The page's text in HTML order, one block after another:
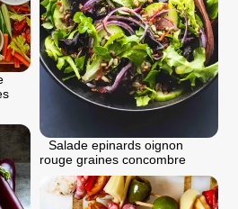
Salade epinards oignon
rouge graines concombre